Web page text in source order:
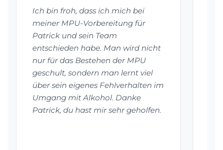
Ich bin froh, dass ich mich bei
meiner MPU-Vorbereitung für
Patrick und sein Team
entschieden habe. Man wird nicht
nur für das Bestehen der MPU
geschult, sondern man lernt viel
über sein eigenes Fehlverhalten im
Umgang mit Alkohol. Danke
Patrick, du hast mir sehr geholfen.